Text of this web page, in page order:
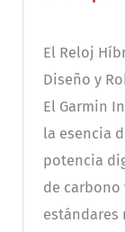
El Reloj
Diseño y
El Garmin
la esencia
potencia
de carbono
estándares